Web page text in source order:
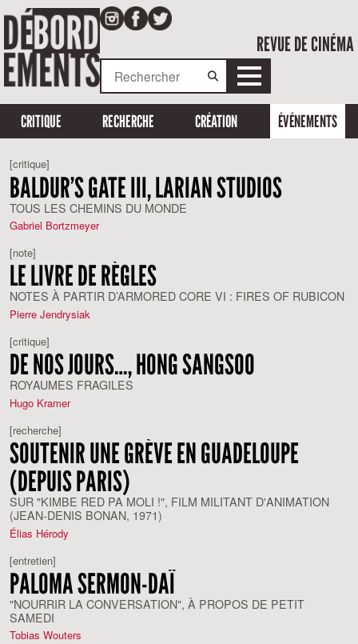
REVUE DE CINÉMA
CRITIQUE RECHERCHE CRÉATION ÉVÉNEMENTS
[critique]
BALDUR’S GATE III, LARIAN STUDIOS
TOUS LES CHEMINS DU MONDE
Gabriel Bortzmeyer
[note]
LE LIVRE DE RÈGLES
NOTES À PARTIR D’ARMORED CORE VI : FIRES OF RUBICON
Pierre Jendrysiak
[critique]
DE NOS JOURS…, HONG SANGSOO
ROYAUMES FRAGILES
Hugo Kramer
[recherche]
SOUTENIR UNE GRÈVE EN GUADELOUPE
(DEPUIS PARIS)
SUR "KIMBE RED PA MOLI !", FILM MILITANT D'ANIMATION
(JEAN-DENIS BONAN, 1971)
Élias Hérody
[entretien]
PALOMA SERMON-DAÏ
"NOURRIR LA CONVERSATION", À PROPOS DE PETIT
SAMEDI
Tobias Wouters